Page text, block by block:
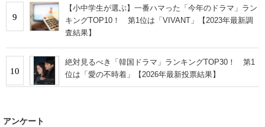
9
【小中学生が選ぶ】一番ハマった「今年のドラマ」ラン
キングTOP10！ 第1位は「VIVANT」【2023年最新調
査結果】
10
絶対見るべき「韓国ドラマ」ランキングTOP30！ 第1
位は「愛の不時着」【2026年最新投票結果】
アンケート